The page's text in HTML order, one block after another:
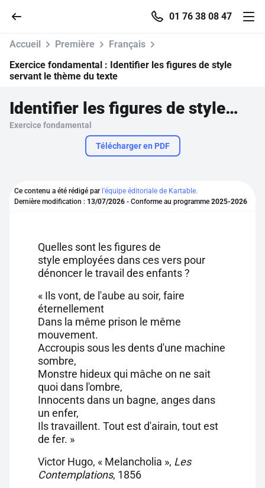
01 76 38 08 47
Parcourir
Se connecter
Pour profiter de 10 contenus offerts.
Accueil Première
Français
Exercice fondamental : Identifier les figures de style
servant le thème du texte
Identifier les figures de style servant le thème du texte
Exercice fondamental
Télécharger en PDF
Ce contenu a été rédigé par l'équipe éditoriale de Kartable.
Dernière modification : 13/07/2026 - Conforme au programme 2025-2026
Quelles sont les figures de
style employées dans ces vers pour
dénoncer le travail des enfants ?
« Ils vont, de l'aube au soir, faire
éternellement
Dans la même prison le même
mouvement.
Accroupis sous les dents d'une machine
sombre,
Monstre hideux qui mâche on ne sait
quoi dans l'ombre,
Innocents dans un bagne, anges dans
un enfer,
Ils travaillent. Tout est d'airain, tout est
de fer. »
Victor Hugo, « Melancholia », Les
Contemplations, 1856